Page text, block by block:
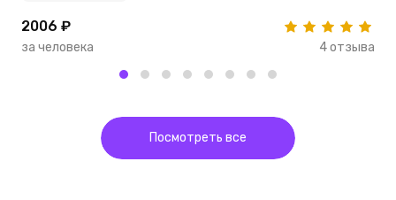
2006 ₽
за человека 4 отзыва
Посмотреть все